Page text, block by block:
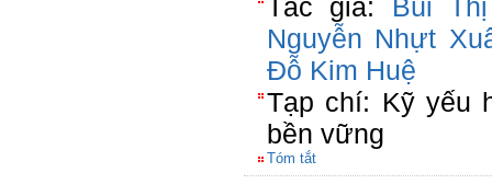
Tác giả: Bùi
Nguyễn Nhựt
Đỗ Kim Huệ
Tạp chí: Kỹ yếu
bền vững
Tóm tắt